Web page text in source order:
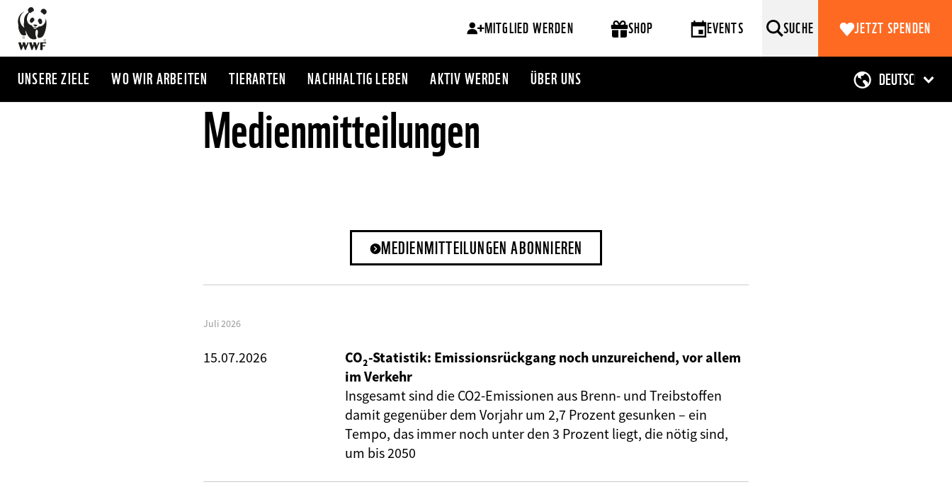
Direkt
zum
Inhalt
MITGLIED WERDEN SHOP EVENTS SUCHE JETZT SPENDEN
UNSERE ZIELE WO WIR ARBEITEN TIERARTEN NACHHALTIG LEBEN AKTIV WERDEN ÜBER UNS
Medienmitteilungen
MEDIENMITTEILUNGEN ABONNIEREN
Juli 2026
15.07.2026
CO₂-Statistik: Emissionsrückgang noch unzureichend, vor allem
im Verkehr
Insgesamt sind die CO2-Emissionen aus Brenn- und Treibstoffen
damit gegenüber dem Vorjahr um 2,7 Prozent gesunken – ein
Tempo, das immer noch unter den 3 Prozent liegt, die nötig sind,
um bis 2050